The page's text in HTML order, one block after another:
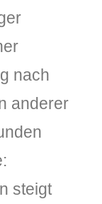
nach
anderer
steigt